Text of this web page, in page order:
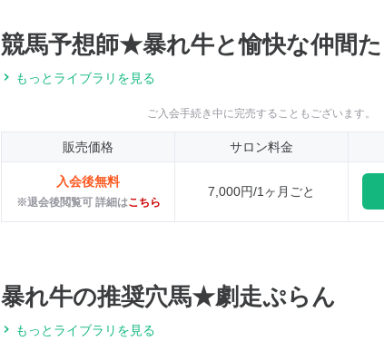
競馬予想師★暴れ牛と愉快な仲間
もっとライブラリを見る
ご入会手続き中に完売することもございます。
販売価格 サロン料金
入会後無料
※退会後閲覧可 詳細はこちら
7,000円/1ヶ月ごと
暴れ牛の推奨穴馬★劇走ぷらん
もっとライブラリを見る